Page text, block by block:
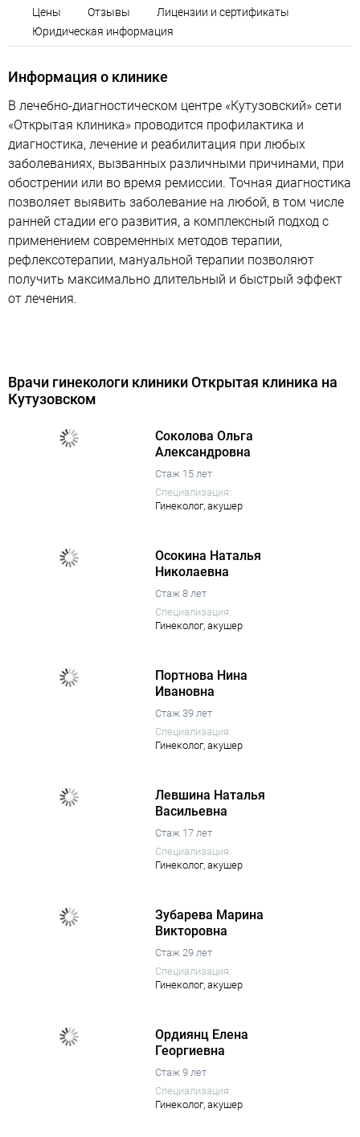
Цены
Отзывы
Лицензии и сертификаты
Юридическая информация
Информация о клинике
В лечебно-диагностическом центре «Кутузовский» сети
«Открытая клиника» проводится профилактика и
диагностика, лечение и реабилитация при любых
заболеваниях, вызванных различными причинами, при
обострении или во время ремиссии. Точная диагностика
позволяет выявить заболевание на любой, в том числе
ранней стадии его развития, а комплексный подход с
применением современных методов терапии,
рефлексотерапии, мануальной терапии позволяют
получить максимально длительный и быстрый эффект
от лечения.
Врачи гинекологи клиники Открытая клиника на
Кутузовском
Соколова Ольга
Александровна
Стаж 15 лет
Специализация:
Гинеколог, акушер
Осокина Наталья
Николаевна
Стаж 8 лет
Специализация:
Гинеколог, акушер
Портнова Нина
Ивановна
Стаж 39 лет
Специализация:
Гинеколог, акушер
Левшина Наталья
Васильевна
Стаж 17 лет
Специализация:
Гинеколог, акушер
Зубарева Марина
Викторовна
Стаж 29 лет
Специализация:
Гинеколог, акушер
Ордиянц Елена
Георгиевна
Стаж 9 лет
Специализация:
Гинеколог, акушер